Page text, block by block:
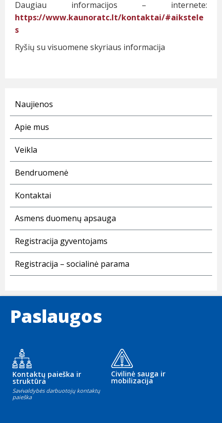
Daugiau informacijos – internete:
https://www.kaunoratc.lt/kontaktai/#aikstele
s
Ryšių su visuomene skyriaus informacija
Naujienos
Apie mus
Veikla
Bendruomenė
Kontaktai
Asmens duomenų apsauga
Registracija gyventojams
Registracija – socialinė parama
Paslaugos
Kontaktų paieška ir
struktūra
Savivaldybės darbuotojų kontaktų
paieška
Civilinė sauga ir
mobilizacija